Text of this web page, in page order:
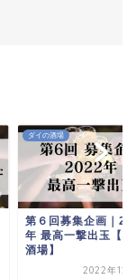
ダイの酒場
第６回募集企画｜
年 最高一撃出玉【ダ
酒場】
2022年12